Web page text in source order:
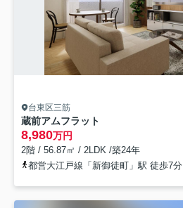
台東区三筋
蔵前アムフラット
8,980万円
2階 / 56.87㎡ / 2LDK /築24年
都営大江戸線「新御徒町」駅 徒歩7分